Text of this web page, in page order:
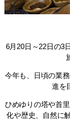
6月20日～22日の3
今年も、日頃の業
進を
ひめゆりの塔や首
化や歴史、自然に